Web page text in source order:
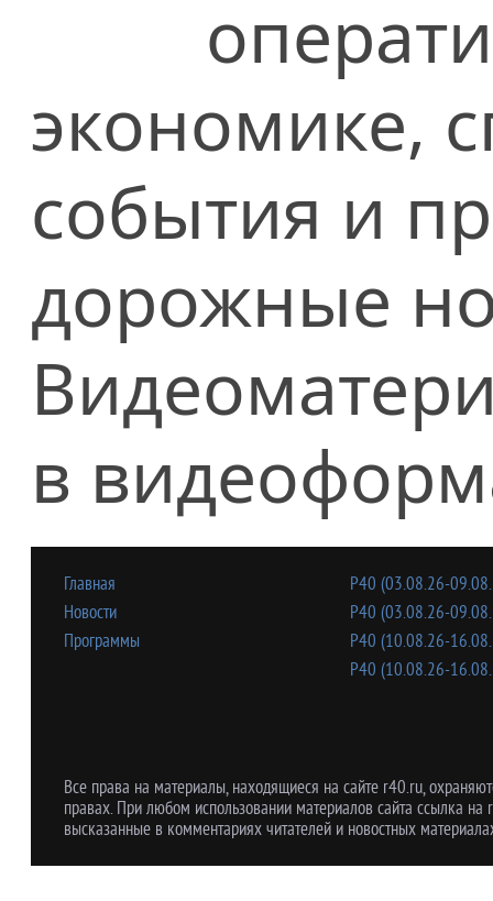
экономике,
события и
дорожные
в
Главная
Новости
Программы
Р40 (03.08.26-
Р40 (03.08.26-
Р40 (10.08.26-
Р40 (10.08.26-
Все права на материалы, находящиеся на сайте r40.ru,
правах. При любом использовании материалов сайта ссылка
высказанные в комментариях читателей и новостных